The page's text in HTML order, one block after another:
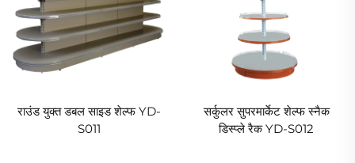
राउंड युक्त डबल साइड शेल्फ YD-
S011
सर्कुलर सुपरमार्केट शेल्फ स्नैक
डिस्प्ले रैक YD-S012